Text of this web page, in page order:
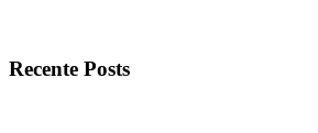
Recente Posts